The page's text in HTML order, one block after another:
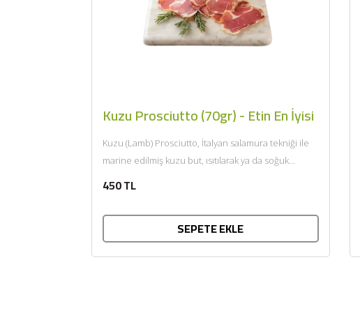
Kuzu Prosciutto (70gr) - Etin En İyisi
Kuzu (Lamb) Prosciutto, İtalyan salamura tekniği ile
marine edilmiş kuzu but, ısıtılarak ya da soğuk
450 TL
SEPETE EKLE